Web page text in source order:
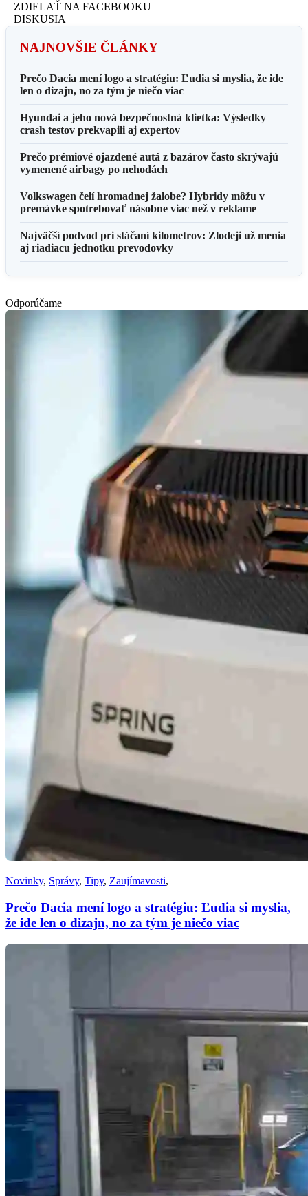
ZDIELAŤ NA FACEBOOKU
DISKUSIA
NAJNOVŠIE ČLÁNKY
Prečo Dacia mení logo a stratégiu: Ľudia si myslia, že ide
len o dizajn, no za tým je niečo viac
Hyundai a jeho nová bezpečnostná klietka: Výsledky
crash testov prekvapili aj expertov
Prečo prémiové ojazdené autá z bazárov často skrývajú
vymenené airbagy po nehodách
Volkswagen čelí hromadnej žalobe? Hybridy môžu v
premávke spotrebovať násobne viac než v reklame
Najväčší podvod pri stáčaní kilometrov: Zlodeji už menia
aj riadiacu jednotku prevodovky
Odporúčame
Novinky, Správy, Tipy, Zaujímavosti,
Prečo Dacia mení logo a stratégiu: Ľudia si myslia,
že ide len o dizajn, no za tým je niečo viac